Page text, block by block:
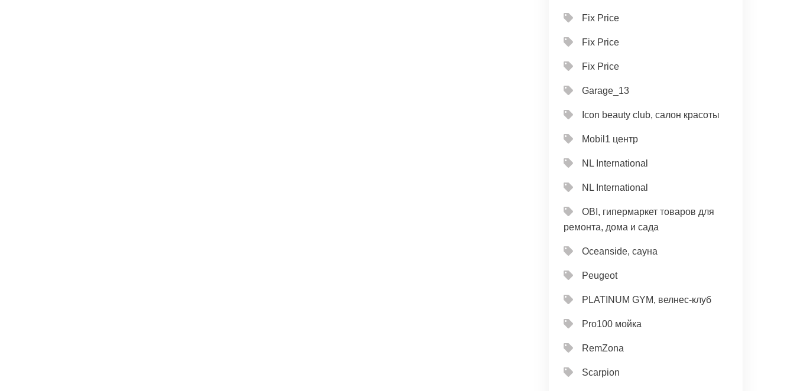
Fix Price
Fix Price
Fix Price
Garage_13
Icon beauty club, салон красоты
Mobil1 центр
NL International
NL International
OBI, гипермаркет товаров для
ремонта, дома и сада
Oceanside, сауна
Peugeot
PLATINUM GYM, велнес-клуб
Pro100 мойка
RemZona
Scarpion